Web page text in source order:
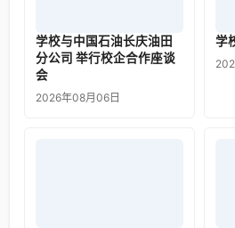
学校与中国石油长庆油田
分公司 举行校企合作座谈
会
2026年08月06日
学